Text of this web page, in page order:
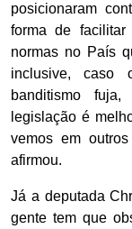
posicionaram
forma de
normas no País
inclusive, caso
banditismo
legislação é
vemos em
afirmou.
Já a deputada
gente tem que